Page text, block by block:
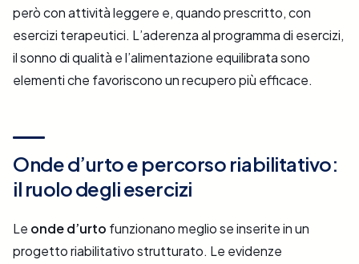
però con attività leggere e, quando prescritto, con
esercizi terapeutici. L’aderenza al programma di esercizi,
il sonno di qualità e l’alimentazione equilibrata sono
elementi che favoriscono un recupero più efficace.
Onde d’urto e percorso riabilitativo:
il ruolo degli esercizi
Le onde d’urto funzionano meglio se inserite in un
progetto riabilitativo strutturato. Le evidenze